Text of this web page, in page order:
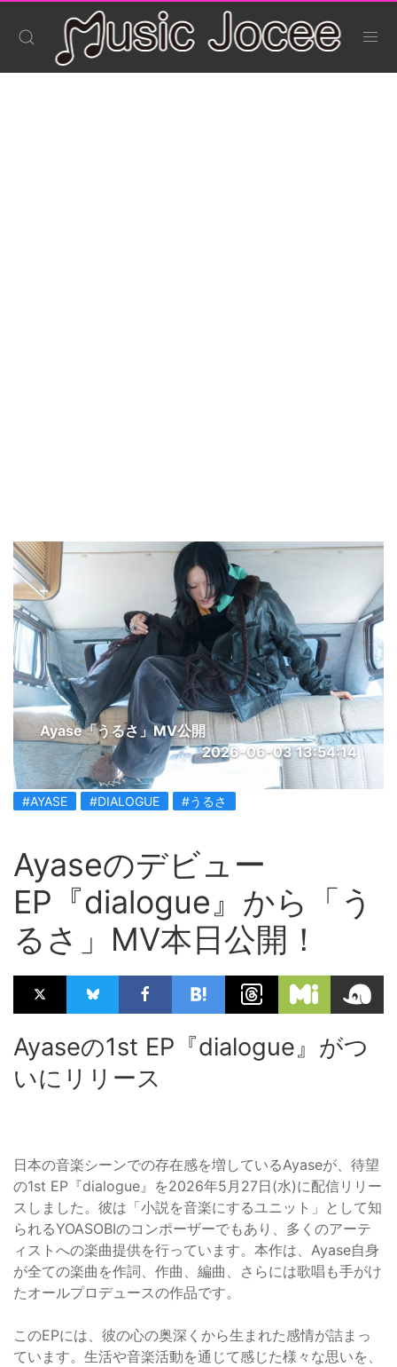
Ayase「うるさ」MV公開
2026-06-03 13:54:14
#AYASE #DIALOGUE #うるさ
Ayaseのデビュー
EP『dialogue』から「う
るさ」MV本日公開！
Ayaseの1st EP『dialogue』がつ
いにリリース
日本の音楽シーンでの存在感を増しているAyaseが、待望
の1st EP『dialogue』を2026年5月27日(水)に配信リリー
スしました。彼は「小説を音楽にするユニット」として知
られるYOASOBIのコンポーザーでもあり、多くのアーテ
ィストへの楽曲提供を行っています。本作は、Ayase自身
が全ての楽曲を作詞、作曲、編曲、さらには歌唱も手がけ
たオールプロデュースの作品です。
このEPには、彼の心の奥深くから生まれた感情が詰まっ
ています。生活や音楽活動を通じて感じた様々な思いを、